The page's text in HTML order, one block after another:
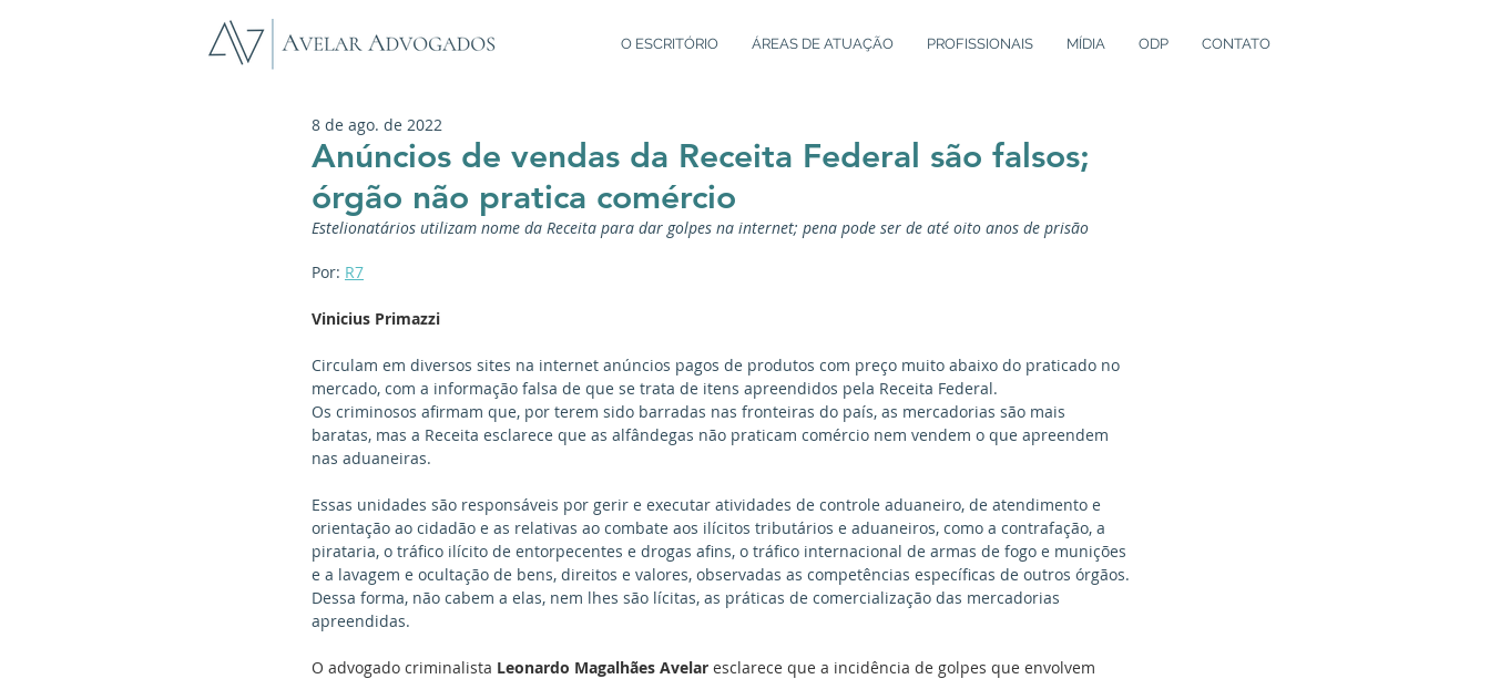
O ESCRITÓRIO ÁREAS DE ATUAÇÃO PROFISSIONAIS MÍDIA ODP CONTATO
Anúncios de vendas da Receita Federal são falsos;
órgão não pratica comércio
8 de ago. de 2022
Estelionatários utilizam nome da Receita para dar golpes na internet; pena pode ser de até oito anos de prisão
Por: R7
Vinicius Primazzi
Circulam em diversos sites na internet anúncios pagos de produtos com preço muito abaixo do praticado no
mercado, com a informação falsa de que se trata de itens apreendidos pela Receita Federal.
Os criminosos afirmam que, por terem sido barradas nas fronteiras do país, as mercadorias são mais
baratas, mas a Receita esclarece que as alfândegas não praticam comércio nem vendem o que apreendem
nas aduaneiras.
Essas unidades são responsáveis por gerir e executar atividades de controle aduaneiro, de atendimento e
orientação ao cidadão e as relativas ao combate aos ilícitos tributários e aduaneiros, como a contrafação, a
pirataria, o tráfico ilícito de entorpecentes e drogas afins, o tráfico internacional de armas de fogo e munições
e a lavagem e ocultação de bens, direitos e valores, observadas as competências específicas de outros órgãos.
Dessa forma, não cabem a elas, nem lhes são lícitas, as práticas de comercialização das mercadorias
apreendidas.
O advogado criminalista Leonardo Magalhães Avelar esclarece que a incidência de golpes que envolvem